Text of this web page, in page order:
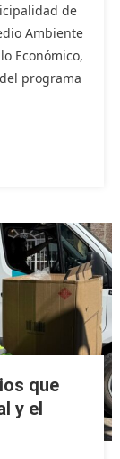
de
Ambiente
Económico,
programa
que
y el